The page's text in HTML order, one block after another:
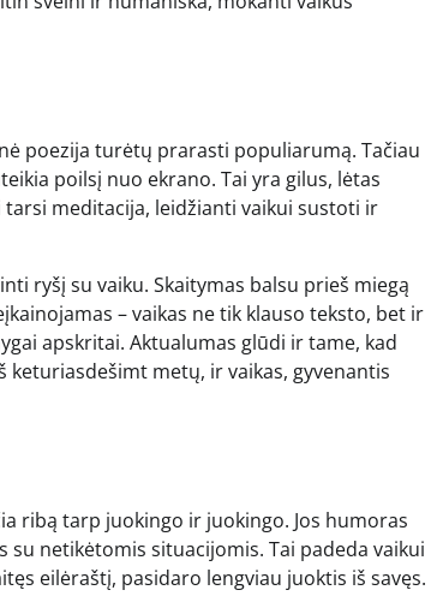
poezija turėtų prarasti populiarumą. Tačiau
poilsį nuo ekrano. Tai yra gilus, lėtas
meditacija, leidžianti vaikui sustoti ir
ryšį su vaiku. Skaitymas balsu prieš miegą
– vaikas ne tik klauso teksto, bet ir
apskritai. Aktualumas glūdi ir tame, kad
keturiasdešimt metų, ir vaikas, gyvenantis
ribą tarp juokingo ir juokingo. Jos humoras
su netikėtomis situacijomis. Tai padeda vaikui
eilėraštį, pasidaro lengviau juoktis iš savęs.